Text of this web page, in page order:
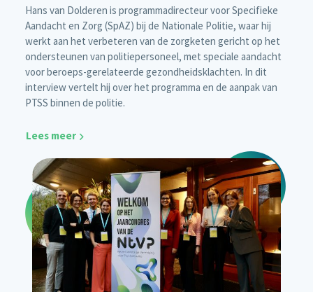
Hans van Dolderen is programmadirecteur voor Specifieke
Aandacht en Zorg (SpAZ) bij de Nationale Politie, waar hij
werkt aan het verbeteren van de zorgketen gericht op het
ondersteunen van politiepersoneel, met speciale aandacht
voor beroeps-gerelateerde gezondheidsklachten. In dit
interview vertelt hij over het programma en de aanpak van
PTSS binnen de politie.
Lees meer